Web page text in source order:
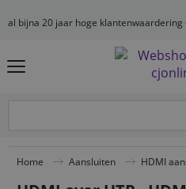
al bijna 20 jaar hoge klantenwaardering
Home Aansluiten HDMI